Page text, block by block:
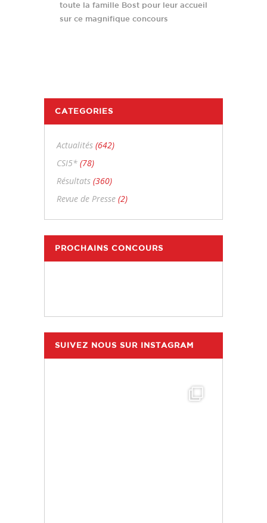
toute la famille Bost pour leur accueil
sur ce magnifique concours
CATEGORIES
Actualités (642)
CSI5* (78)
Résultats (360)
Revue de Presse (2)
PROCHAINS CONCOURS
SUIVEZ NOUS SUR INSTAGRAM